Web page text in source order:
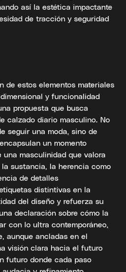
así la estética impactante
de tracción y seguridad
de estos elementos materiales
y funcionalidad
propuesta que busca
calzado diario masculino. No
seguir una moda, sino de
un momento
masculinidad que valora
sustancia, la herencia como
de detalles
distintivas en la
del diseño y refuerza su
declaración sobre cómo la
con lo ultra contemporáneo,
aunque ancladas en el
visión clara hacia el futuro
futuro donde cada paso